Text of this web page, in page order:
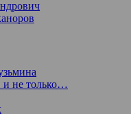
и не только…